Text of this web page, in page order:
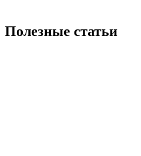
Полезные статьи